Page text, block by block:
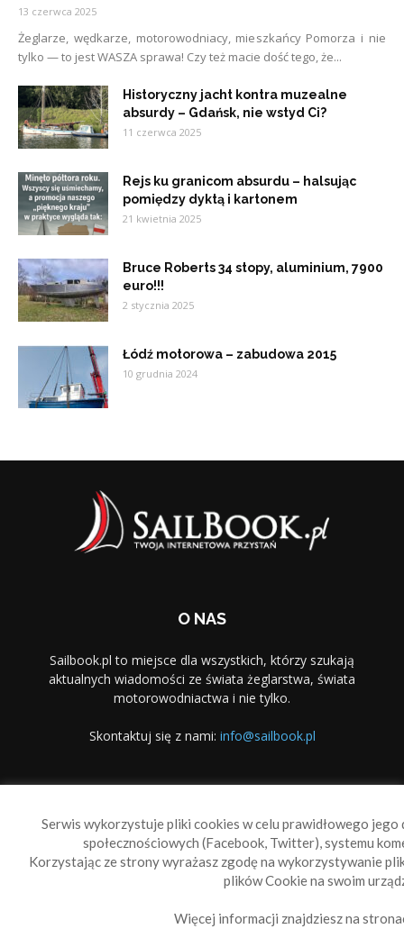
13 czerwca 2025
Żeglarze, wędkarze, motorowodniacy, mieszkańcy Pomorza i nie
tylko — to jest WASZA sprawa! Czy też macie dość tego, że...
Historyczny jacht kontra muzealne
absurdy – Gdańsk, nie wstyd Ci?
11 czerwca 2025
Rejs ku granicom absurdu – halsując
pomiędzy dyktą i kartonem
21 kwietnia 2025
Bruce Roberts 34 stopy, aluminium, 7900
euro!!!
2 stycznia 2025
Łódź motorowa – zabudowa 2015
10 grudnia 2024
O NAS
Sailbook.pl to miejsce dla wszystkich, którzy szukają
aktualnych wiadomości ze świata żeglarstwa, świata
motorowodniactwa i nie tylko.
Skontaktuj się z nami: info@sailbook.pl
Reklama Polityka prywatności
Serwis wykorzystuje pliki cookies w celu prawidłowego
społecznościowych (Facebook, Twitter), systemu
Korzystając ze strony wyrażasz zgodę na wykorzystywanie
plików Cookie na swoim
Więcej informacji znajdziesz na